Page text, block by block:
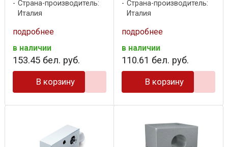
Страна-производитель:
Италия
подробнее
в наличии
153.45 бел. руб.
В корзину
Страна-производитель:
Италия
подробнее
в наличии
110.61 бел. руб.
В корзину